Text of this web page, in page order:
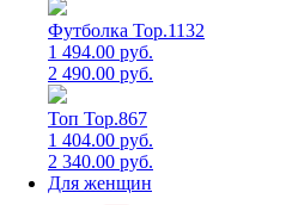
Футболка Top.1132
1 494.00 руб.
2 490.00 руб.
Топ Top.867
1 404.00 руб.
2 340.00 руб.
Для женщин